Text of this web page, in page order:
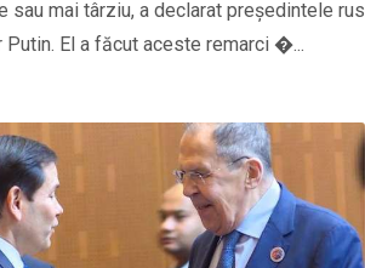
sau mai târziu, a declarat președintele rus
Putin. El a făcut aceste remarci �...